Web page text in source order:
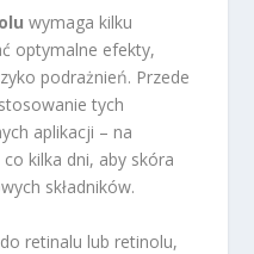
wymaga kilku
optymalne efekty,
podrażnień. Przede
tych
aplikacji – na
kilka dni, aby skóra
składników.
retinalu lub retinolu,